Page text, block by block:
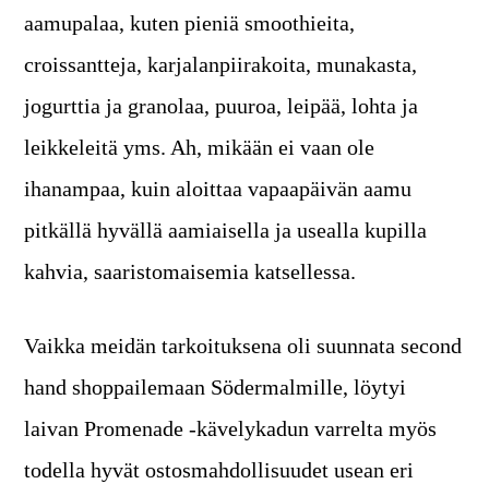
aamupalaa, kuten pieniä smoothieita,
croissantteja, karjalanpiirakoita, munakasta,
jogurttia ja granolaa, puuroa, leipää, lohta ja
leikkeleitä yms. Ah, mikään ei vaan ole
ihanampaa, kuin aloittaa vapaapäivän aamu
pitkällä hyvällä aamiaisella ja usealla kupilla
kahvia, saaristomaisemia katsellessa.
Vaikka meidän tarkoituksena oli suunnata second
hand shoppailemaan Södermalmille, löytyi
laivan Promenade -kävelykadun varrelta myös
todella hyvät ostosmahdollisuudet usean eri